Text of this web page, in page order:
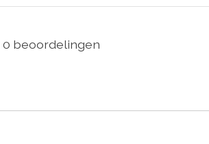
0 beoordelingen